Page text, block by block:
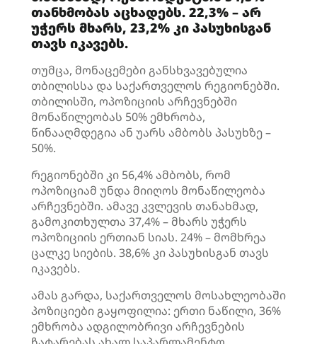
თანხმობას აცხადებს. 22,3% – არ
უჭერს მხარს, 23,2% კი პასუხისგან
თავს იკავებს.
თუმცა, მონაცემები განსხვავებულია
თბილისსა და საქართველოს რეგიონებში.
თბილისში, ოპოზიციის არჩევნებში
მონაწილეობას 50% ემხრობა,
წინააღმდეგია ან უარს ამბობს პასუხზე –
50%.
რეგიონებში კი 56,4% ამბობს, რომ
ოპოზიციამ უნდა მიიღოს მონაწილეობა
არჩევნებში. ამავე კვლევის თანახმად,
გამოკითხულთა 37,4% – მხარს უჭერს
ოპოზიციის ერთიან სიას. 24% – მომხრეა
ცალკე სიების. 38,6% კი პასუხისგან თავს
იკავებს.
ამას გარდა, საქართველოს მოსახლეობაში
პოზიციები გაყოფილია: ერთი ნაწილი, 36%
ემხრობა ადგილობრივი არჩევნების